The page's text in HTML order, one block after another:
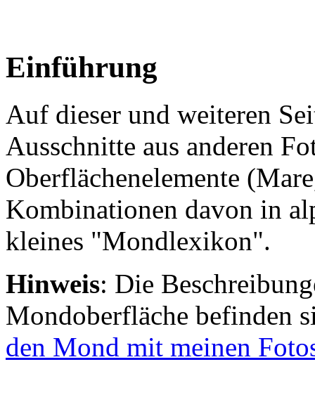
Einführung
Auf dieser und weiteren
Ausschnitte aus anderen
Oberflächenelemente
Kombinationen davon in
kleines "Mondlexikon".
Hinweis: Die
Mondoberfläche befinden
den Mond mit meinen